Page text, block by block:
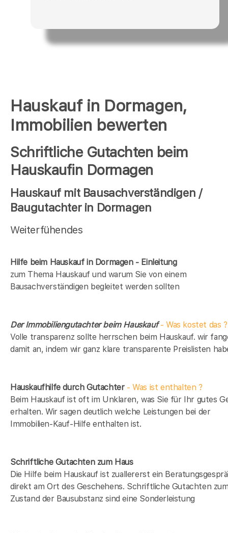
Hauskauf in Dormagen,
Immobilien bewerten
Schriftliche Gutachten beim
Hauskaufin Dormagen
Hauskauf mit Bausachverständigen /
Baugutachter in Dormagen
Weiterfühendes
Hilfe beim Hauskauf in Dormagen - Einleitung
zum Thema Hauskauf und warum Sie von einem
Bausachverständigen begleitet werden sollten
Der Immobiliengutachter beim Hauskauf- Was kostet das ?
Volle transparenz sollte herrschen beim Hauskauf. wir
damit an, indem wir ganz klare transparente Preislisten
Hauskaufhilfe durch Gutachter- Was ist enthalten ?
Beim Hauskauf ist oft im Unklaren, was Sie für Ihr gutes
erhalten. Wir sagen deutlich welche Leistungen bei der
Immobilien-Kauf-Hilfe enthalten ist.
Schriftliche Gutachten zum Haus
Die Hilfe beim Hauskauf ist zuallererst ein
direkt am Ort des Geschehens. Schriftliche Gutachten
Zustand der Bausubstanz sind eine Sonderleistung